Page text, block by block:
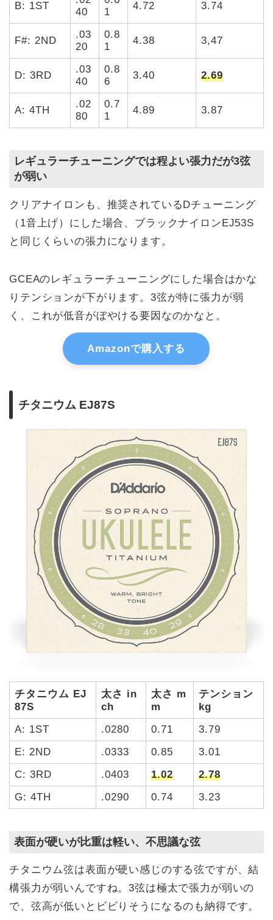
B: 1ST
40
1
4.72 3.74
F#: 2ND
.03
20
0.8
1
4.38 3,47
D: 3RD
.03
40
0.8
6
3.40 2.69
A: 4TH
.02
80
0.7
1
4.89 3.87
レギュラーチューニングでは程よい張力だが3弦
が弱い
クリアナイロンも、推奨されているDチューニング
（1音上げ）にした場合、ブラックナイロンEJ53S
と同じくらいの張力になります。
GCEAのレギュラーチューニングにした場合はかな
りテンションが下がります。3弦が特に張力が弱
く、これが低音がぼやける要因なのかなと。
Amazonで購入する
チタニウム EJ87S
チタニウム EJ
87S
太さ in
ch
太さ m
m
テンション
kg
A: 1ST
.0280 0.71
3.79
E: 2ND
.0333 0.85
3.01
C: 3RD
.0403 1.02
2.78
G: 4TH
.0290 0.74 3.23
表面が硬いが比重は軽い、不思議な弦
チタニウム弦は表面が硬い感じのする弦ですが、結
構張力が弱いんですね。3弦は極太で張力が弱いの
で、弦高が低いとビビりそうになるのも納得です。